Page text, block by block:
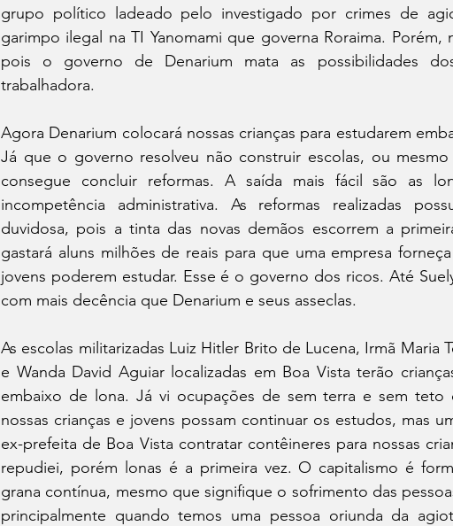
grupo político ladeado pelo investigado por crimes de
garimpo ilegal na TI Yanomami que governa Roraima.
pois o governo de Denarium mata as possibilidades
trabalhadora.
Agora Denarium colocará nossas crianças para estudarem
Já que o governo resolveu não construir escolas, ou
consegue concluir reformas. A saída mais fácil são as
incompetência administrativa. As reformas realizadas
duvidosa, pois a tinta das novas demãos escorrem a
gastará aluns milhões de reais para que uma empresa
jovens poderem estudar. Esse é o governo dos ricos. Até
com mais decência que Denarium e seus asseclas.
As escolas militarizadas Luiz Hitler Brito de Lucena, Irmã Maria
e Wanda David Aguiar localizadas em Boa Vista terão
embaixo de lona. Já vi ocupações de sem terra e sem teto
nossas crianças e jovens possam continuar os estudos, mas
ex-prefeita de Boa Vista contratar contêineres para nossas
repudiei, porém lonas é a primeira vez. O capitalismo é
grana contínua, mesmo que signifique o sofrimento das
principalmente quando temos uma pessoa oriunda da